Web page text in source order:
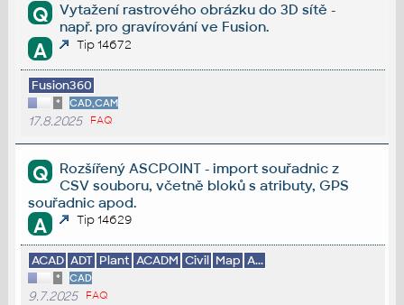
Q
Vytažení rastrového obrázku do 3D sítě -
např. pro gravírování ve Fusion.
A Tip 14672
Fusion360
* CAD,CAM
17.8.2025 FAQ
Q
Rozšířený ASCPOINT - import souřadnic z
CSV souboru, včetně bloků s atributy, GPS
souřadnic apod.
A Tip 14629
ACAD ADT Plant ACADM Civil Map A...
* CAD
9.7.2025 FAQ